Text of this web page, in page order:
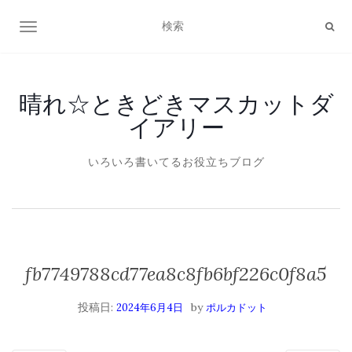
ナビゲーション切り替え
晴れ☆ときどきマスカットダ
イアリー
いろいろ書いてるお役立ちブログ
fb7749788cd77ea8c8fb6bf226c0f8a5
投稿日: 2024年6月4日 byポルカドット